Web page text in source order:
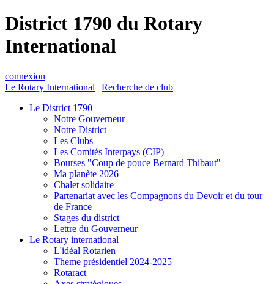
District 1790 du Rotary
International
connexion
Le Rotary International | Recherche de club
Le District 1790
Notre Gouverneur
Notre District
Les Clubs
Les Comités Interpays (CIP)
Bourses "Coup de pouce Bernard Thibaut"
Ma planète 2026
Chalet solidaire
Partenariat avec les Compagnons du Devoir et du tour
de France
Stages du district
Lettre du Gouverneur
Le Rotary international
L'idéal Rotarien
Theme présidentiel 2024-2025
Rotaract